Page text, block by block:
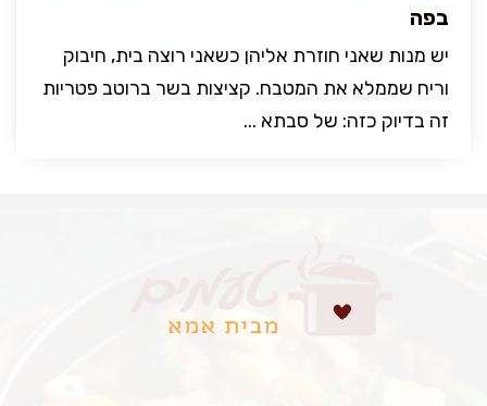
בפה
יש מנות שאני חוזרת אליהן כשאני רוצה בית, חיבוק
וריח שממלא את המטבח. קציצות בשר ברוטב פטריות
זה בדיוק כזה: של סבתא ...